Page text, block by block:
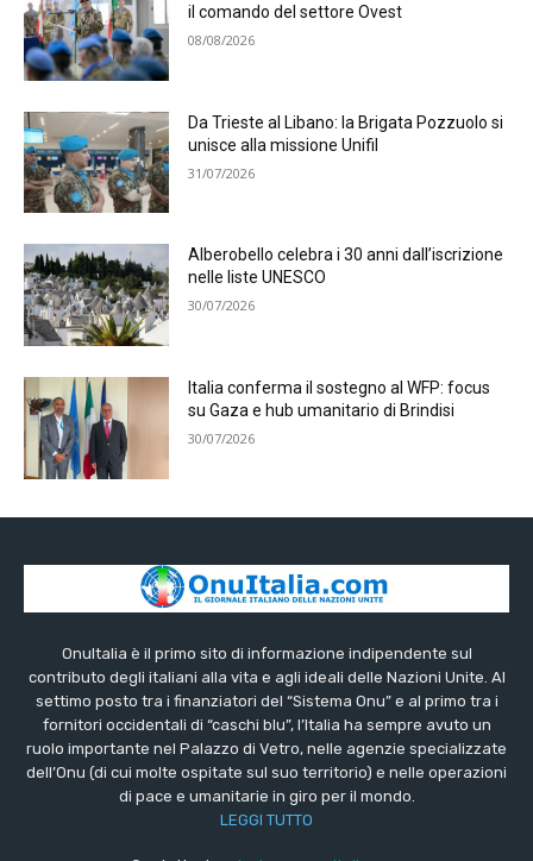
il comando del settore Ovest
08/08/2026
Da Trieste al Libano: la Brigata Pozzuolo si
unisce alla missione Unifil
31/07/2026
Alberobello celebra i 30 anni dall’iscrizione
nelle liste UNESCO
30/07/2026
Italia conferma il sostegno al WFP: focus
su Gaza e hub umanitario di Brindisi
30/07/2026
OnuItalia è il primo sito di informazione indipendente sul
contributo degli italiani alla vita e agli ideali delle Nazioni Unite. Al
settimo posto tra i finanziatori del “Sistema Onu” e al primo tra i
fornitori occidentali di “caschi blu”, l’Italia ha sempre avuto un
ruolo importante nel Palazzo di Vetro, nelle agenzie specializzate
dell’Onu (di cui molte ospitate sul suo territorio) e nelle operazioni
di pace e umanitarie in giro per il mondo.
LEGGI TUTTO